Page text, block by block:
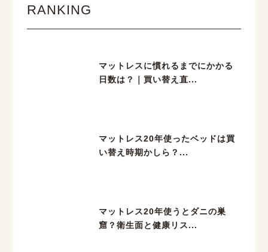
RANKING
マットレスに慣れるまでにかかる
日数は？｜買い替え直...
マットレス20年使ったベッドは買
い替え時期かしら？...
マットレス20年使うとダニの巣
窟？衛生面と健康リス...